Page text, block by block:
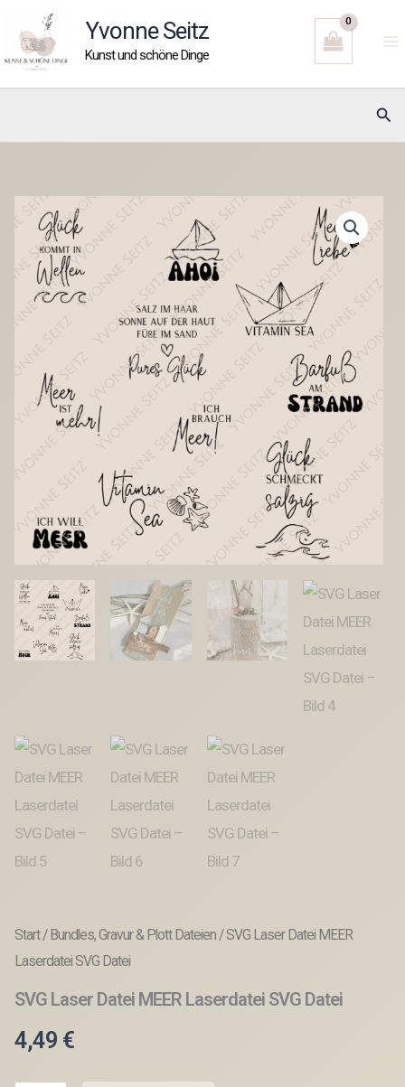
Inhalt
springen
Yvonne Seitz
Kunst und schöne Dinge
Start/Bundles, Gravur & Plott Dateien/ SVG Laser Datei MEER
Laserdatei SVG Datei
SVG Laser Datei MEER Laserdatei SVG Datei
4,49 €